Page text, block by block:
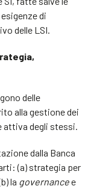
di
delle LSI.
delle
alla gestione dei
degli stessi.
dalla Banca
(a) strategia per
la governancee